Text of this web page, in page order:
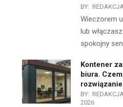
BY: REDAKCJA
Wieczorem
lub
spokojny
Kontener
biura.
BY: REDAKCJA
2026